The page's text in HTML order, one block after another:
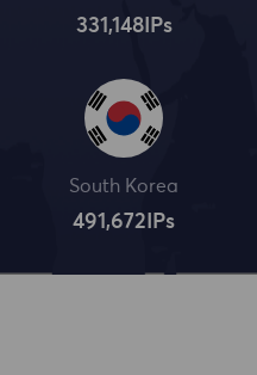
331,148IPs
South Korea
491,672 IPs